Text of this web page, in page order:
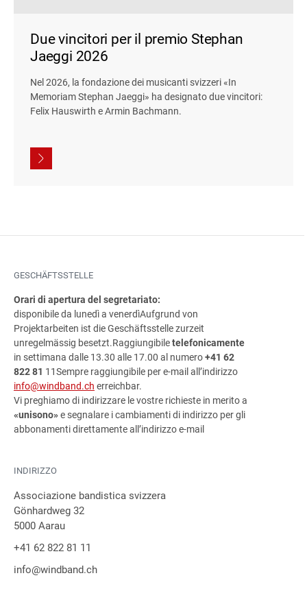
Due vincitori per il premio Stephan
Jaeggi 2026
Nel 2026, la fondazione dei musicanti svizzeri «In
Memoriam Stephan Jaeggi» ha designato due vincitori:
Felix Hauswirth e Armin Bachmann.
GESCHÄFTSSTELLE
Orari di apertura del segretariato:
disponibile da lunedì a venerdìAufgrund von
Projektarbeiten ist die Geschäftsstelle zurzeit
unregelmässig besetzt.Raggiungibiletelefonicamente
in settimana dalle 13.30 alle 17.00 al numero+41 62
822 81 11Sempre raggiungibile per e-mail all’indirizzo
info@windband.ch erreichbar.
Vi preghiamo di indirizzare le vostre richieste in merito a
«unisono»e segnalare i cambiamenti di indirizzo per gli
abbonamenti direttamente all’indirizzo e-mail
INDIRIZZO
Associazione bandistica svizzera
Gönhardweg 32
5000 Aarau
+41 62 822 81 11
info@windband.ch